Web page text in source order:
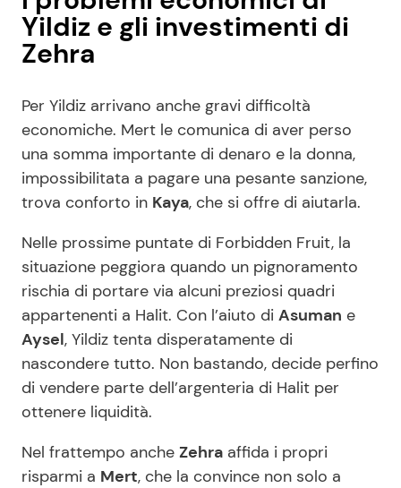
Yildiz e gli investimenti di
Zehra
Per Yildiz arrivano anche gravi difficoltà
economiche. Mert le comunica di aver perso
una somma importante di denaro e la donna,
impossibilitata a pagare una pesante sanzione,
trova conforto in Kaya, che si offre di aiutarla.
Nelle prossime puntate di Forbidden Fruit, la
situazione peggiora quando un pignoramento
rischia di portare via alcuni preziosi quadri
appartenenti a Halit. Con l’aiuto di Asuman e
Aysel, Yildiz tenta disperatamente di
nascondere tutto. Non bastando, decide perfino
di vendere parte dell’argenteria di Halit per
ottenere liquidità.
Nel frattempo anche Zehra affida i propri
risparmi a Mert, che la convince non solo a